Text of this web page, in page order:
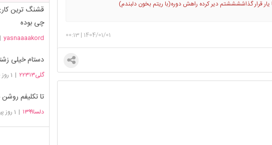
گذاششششتم دیر کرده راهش دوره(با ریتم بخون دلبندم)
1404/01/01
|
00:13
قشنگ ترین
چی بوده
yasnaaaakord
|
دستام خیلی
گلی۲۲۳۱۳ | 1 روز پیش
تا تکلیفم
دلسا۱۳۹۹ | 1 روز پیش